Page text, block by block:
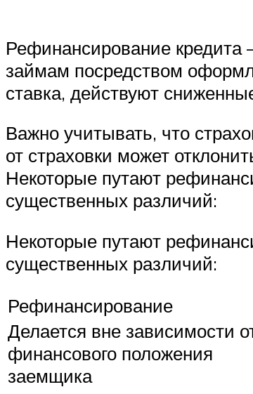
Рефинансирование кредита
займам посредством
ставка, действуют
Важно учитывать, что
от страховки может
Некоторые путают
существенных различий:
Некоторые путают
существенных различий:
Рефинансирование
Делается вне зависимости
финансового положения
заемщика